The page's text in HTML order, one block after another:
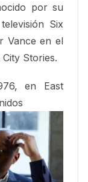
por su
Six
Vance en el
Stories.
en East